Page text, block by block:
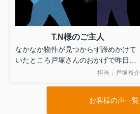
T.N様のご主人
なかなか物件が見つからず諦めかけて
いたところ戸塚さんのおかげで昨日の
物件に入居することができました。
担当：戸塚裕介
お客様の声一覧